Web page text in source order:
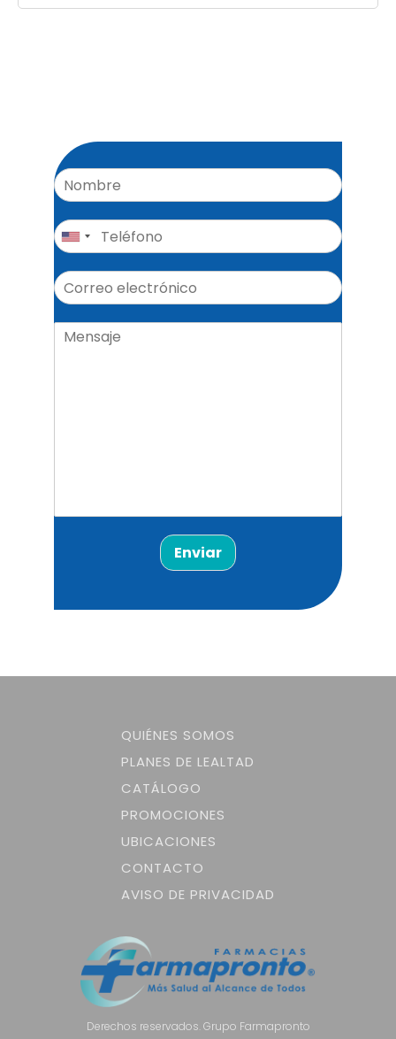
Enviar
QUIÉNES SOMOS
PLANES DE LEALTAD
CATÁLOGO
PROMOCIONES
UBICACIONES
CONTACTO
AVISO DE PRIVACIDAD
Derechos reservados. Grupo Farmapronto